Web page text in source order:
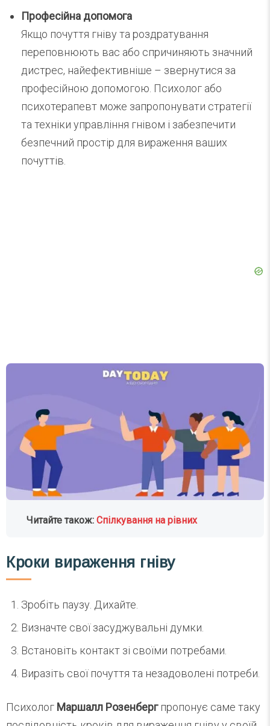
Професійна допомога
Якщо почуття гніву та роздратування
переповнюють вас або спричиняють значний
дистрес, найефективніше – звернутися за
професійною допомогою. Психолог або
психотерапевт може запропонувати стратегії
та техніки управління гнівом і забезпечити
безпечний простір для вираження ваших
почуттів.
Читайте також:Спілкування на рівних
Кроки вираження гніву
Зробіть паузу. Дихайте.
Визначте свої засуджувальні думки.
Встановіть контакт зі своїми потребами.
Виразіть свої почуття та незадоволені потреби.
Психолог Маршалл Розенбергпропонує саме таку